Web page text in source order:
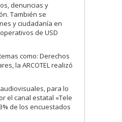
denuncias y
También se
y ciudadanía en
de USD
como: Derechos
la ARCOTEL realizó
para lo
el canal estatal «Tele
de los encuestados